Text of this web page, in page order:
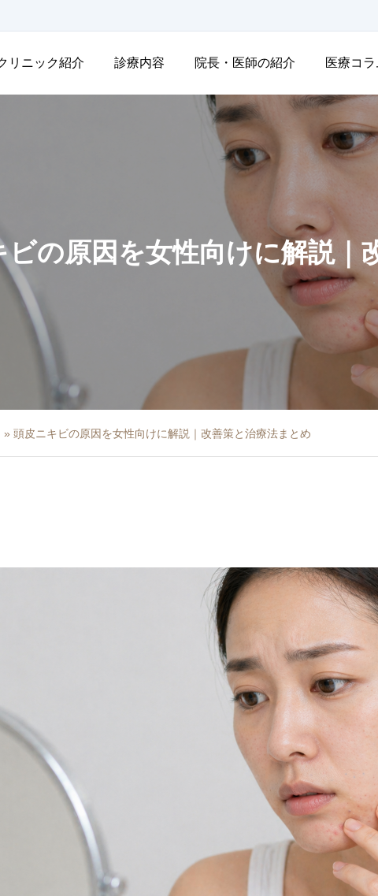
リニック紹介 診療内容 院長・医師の紹介 医療コラ
ビの原因を女性向けに解説｜
» 頭皮ニキビの原因を女性向けに解説｜改善策と治療法まとめ